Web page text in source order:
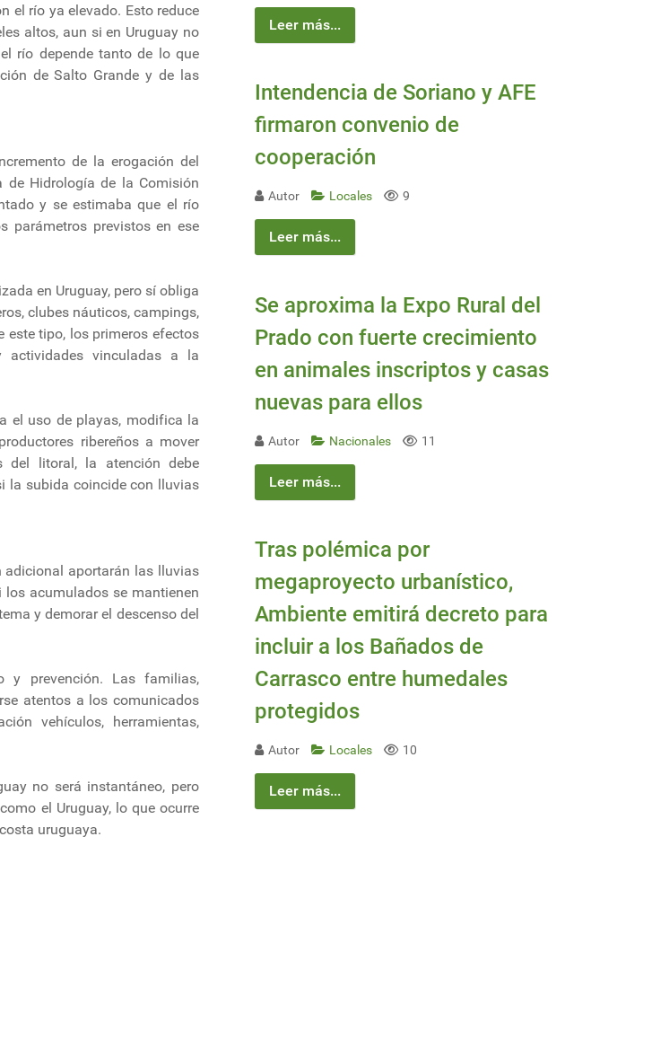
el río ya elevado. Esto reduce
altos, aun si en Uruguay no
río depende tanto de lo que
de Salto Grande y de las
de la erogación del
de Hidrología de la Comisión
y se estimaba que el río
parámetros previstos en ese
en Uruguay, pero sí obliga
clubes náuticos, campings,
este tipo, los primeros efectos
actividades vinculadas a la
el uso de playas, modifica la
ribereños a mover
del litoral, la atención debe
la subida coincide con lluvias
adicional aportarán las lluvias
los acumulados se mantienen
y demorar el descenso del
y prevención. Las familias,
atentos a los comunicados
vehículos, herramientas,
no será instantáneo, pero
el Uruguay, lo que ocurre
uruguaya.
permitirá "ganar espacio" sobre el mar
celulosa para 2030
Leer más...
Intendencia de Soriano y AFE
firmaron convenio de
cooperación
Autor Locales 9
Leer más...
Se aproxima la Expo Rural del
Prado con fuerte crecimiento
en animales inscriptos y casas
nuevas para ellos
Autor Nacionales 11
Leer más...
Tras polémica por
megaproyecto urbanístico,
Ambiente emitirá decreto para
incluir a los Bañados de
Carrasco entre humedales
protegidos
Autor Locales 10
Leer más...